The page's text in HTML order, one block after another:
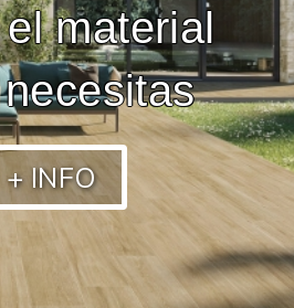
material
+ INFO